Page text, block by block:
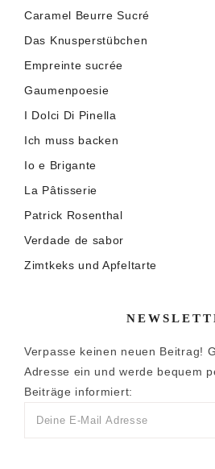
Caramel Beurre Sucré
Das Knusperstübchen
Empreinte sucrée
Gaumenpoesie
I Dolci Di Pinella
Ich muss backen
Io e Brigante
La Pâtisserie
Patrick Rosenthal
Verdade de sabor
Zimtkeks und Apfeltarte
Verpasse keinen neuen Beitrag!
Adresse ein und werde bequem
Beiträge informiert: